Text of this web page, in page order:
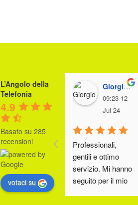
L’Angolo della
Telefonia
4.9
Basato su 285
recensioni
votaci su
Giorgio Giacomin
09:23 12
Jul 24
Professionali,
gentili e ottimo
servizio. Mi hanno
seguito per il mio